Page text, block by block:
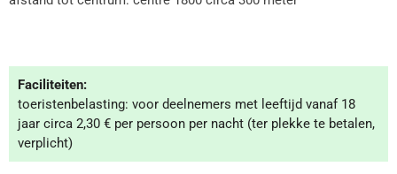
Faciliteiten:
toeristenbelasting: voor deelnemers met leeftijd vanaf 18
jaar circa 2,30 € per persoon per nacht (ter plekke te betalen,
verplicht)